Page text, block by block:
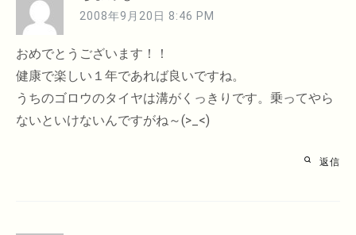
2008年9月20日 8:46 PM
おめでとうございます！！
健康で楽しい１年であれば良いですね。
うちのゴロウのタイヤは溝がくっきりです。乗ってやら
ないといけないんですがね～(>_<)ゞ
返信